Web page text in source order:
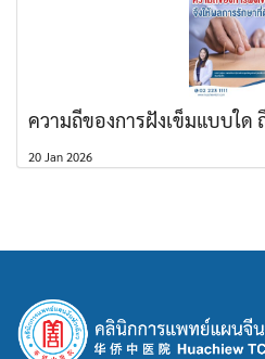
ความถี่ของการฝังเข็มแบบใด
20 Jan 2026